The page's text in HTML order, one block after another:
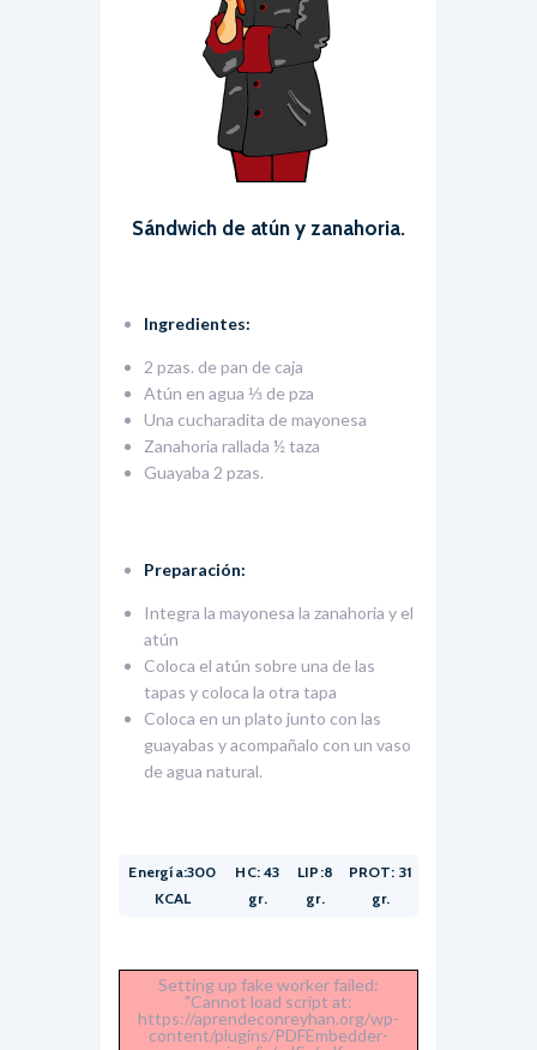
Sándwich de atún y zanahoria.
Ingredientes:
2 pzas. de pan de caja
Atún en agua ⅓ de pza
Una cucharadita de mayonesa
Zanahoria rallada ½ taza
Guayaba 2 pzas.
Preparación:
Integra la mayonesa la zanahoria y el
atún
Coloca el atún sobre una de las
tapas y coloca la otra tapa
Coloca en un plato junto con las
guayabas y acompañalo con un vaso
de agua natural.
Energía:300
KCAL
HC: 43
gr.
LIP:8
gr.
PROT: 31
gr.
Setting up fake worker failed:
"Cannot load script at:
https://aprendeconreyhan.org/wp-
content/plugins/PDFEmbedder-